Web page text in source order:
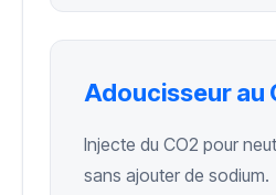
Adoucisseur au
Injecte du CO2 pour
sans ajouter de sodium.